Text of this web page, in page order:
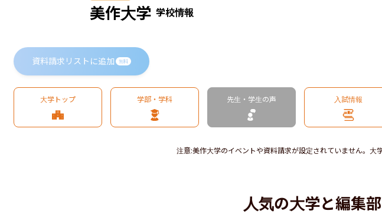
美作大学 学校情報
資料請求リストに追加 無料
大学トップ 学部・学科 先生・学生の声 入試情報
注意:美作大学のイベントや資料請求が設定されていません。大
人気の大学と編集